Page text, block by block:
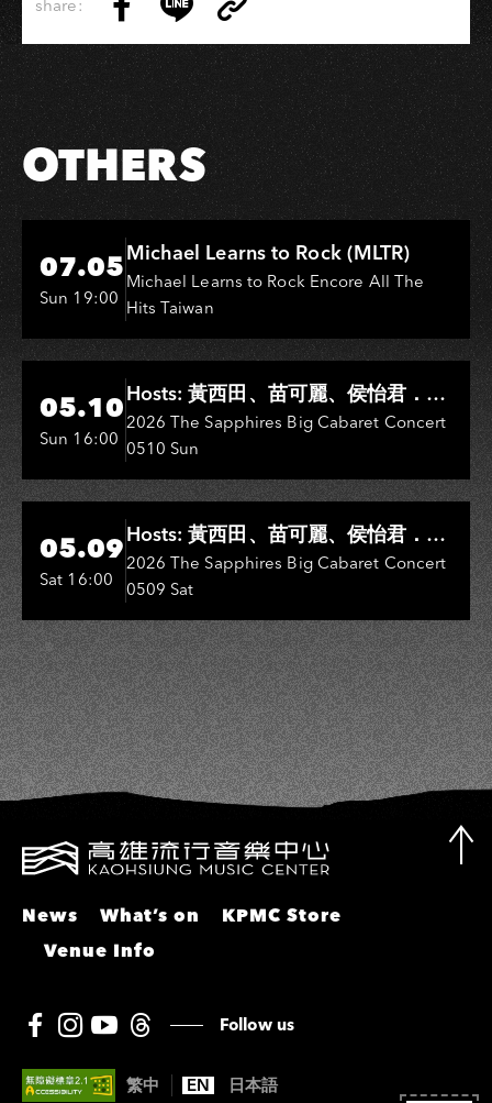
share:
on
Facebook
on
LINE
Link
Copy
Link
OTHERS
Hi-Ing Music Hall
07.05
Sun 19:00
Michael Learns to Rock (MLTR)
Michael Learns to Rock Encore All The
Hits Taiwan
Hi-Ing Music Hall
05.10
Sun 16:00
Hosts: 黃西田、苗可麗、侯怡君．
Entertainers: 葉啟田、鳥來嬤-吳
敏、王彩樺、王瑞霞、吳淑敏、施文
彬、邵大倫、曹雅雯、陳孟賢、黃露
瑤
2026 The Sapphires Big Cabaret Concert
0510 Sun
Hi-Ing Music Hall
05.09
Sat 16:00
Hosts: 黃西田、苗可麗、侯怡君．
Entertainers: 葉啟田、鳥來嬤-吳
敏、張秀卿、王彩樺、吳淑敏、施文
彬、邵大倫、曹雅雯、陳孟賢、黃露
瑤
2026 The Sapphires Big Cabaret Concert
0509 Sat
News What’s on
KPMC Store
Venue Info
Follow us
繁中 EN 日本語